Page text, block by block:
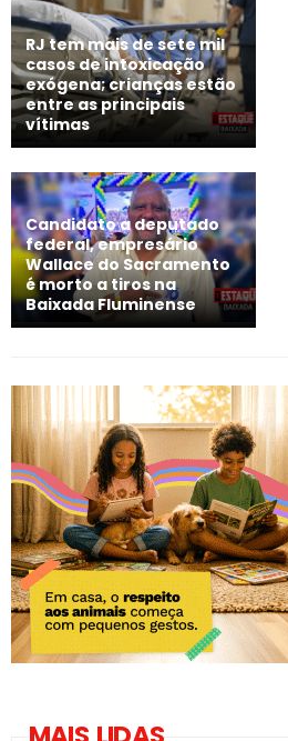
RJ tem mais de sete mil
casos de intoxicação
exógena; crianças estão
entre as principais
vítimas
Candidato a deputado
federal, empresário
Wallace do Sacramento
é morto a tiros na
Baixada Fluminense